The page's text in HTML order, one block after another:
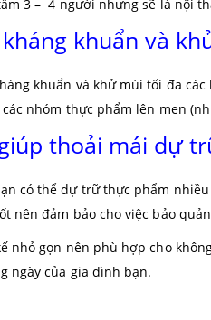
3 – 4 người nhưng sẽ là nội
kháng khuẩn và
khuẩn và khử mùi tối đa
nhóm thực phẩm lên men
thoải mái dự
có thể dự trữ thực phẩm
nên đảm bảo cho việc bảo
nhỏ gọn nên phù hợp cho
ngày của gia đình bạn.